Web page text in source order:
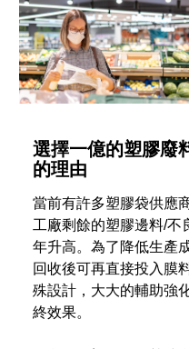
選擇一億的塑膠廢
的理由
當前有許多塑膠袋供應
工廠剩餘的塑膠邊料/不
年升高。為了降低生產
回收後可再直接投入膜
殊設計，大大的輔助強
終效果。